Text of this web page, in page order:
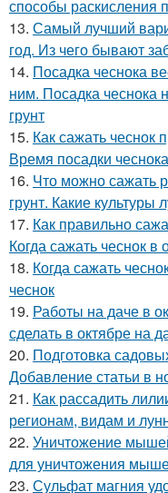
способы раскисления
13. Самый лучший
год. Из чего бывают
14. Посадка чеснока
ним. Посадка чеснока
грунт
15. Как сажать чеснок
Время посадки чеснока
16. Что можно сажать
грунт. Какие культуры
17. Как правильно
Когда сажать чеснок в
18. Когда сажать
чеснок
19. Работы на даче в
сделать в октябре на
20. Подготовка
Добавление статьи в
21. Как рассадить
регионам, видам и
22. Уничтожение
для уничтожения
23. Сульфат магния